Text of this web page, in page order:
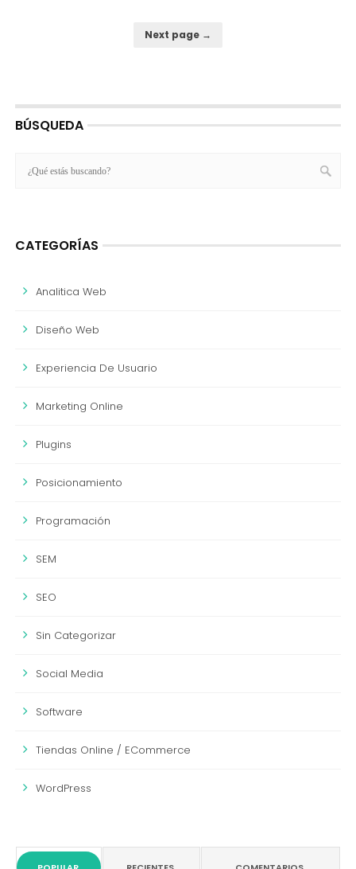
Next page →
BÚSQUEDA
CATEGORÍAS
Analitica Web
Diseño Web
Experiencia De Usuario
Marketing Online
Plugins
Posicionamiento
Programación
SEM
SEO
Sin Categorizar
Social Media
Software
Tiendas Online / ECommerce
WordPress